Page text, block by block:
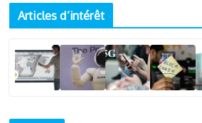
Articles d’intérêt